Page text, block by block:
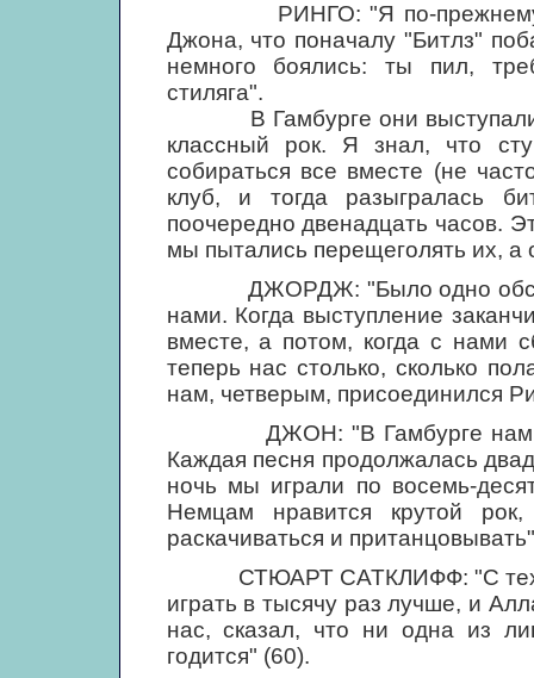
РИНГО: "Я по-прежнему
Джона, что поначалу "Битлз"
немного боялись: ты пил,
стиляга".
В Гамбурге они выступали
классный рок. Я знал, что
собираться все вместе (не
клуб, и тогда разыгралась
поочередно двенадцать часов.
мы пытались перещеголять их, а
ДЖОРДЖ: "Было одно
нами. Когда выступление
вместе, а потом, когда с нами
теперь нас столько, сколько
нам, четверым, присоединился
ДЖОН: "В Гамбурге нам
Каждая песня продолжалась
ночь мы играли по восемь-
Немцам нравится крутой
раскачиваться и
СТЮАРТ САТКЛИФФ: "С тех
играть в тысячу раз лучше, и
нас, сказал, что ни одна из
годится" (60).